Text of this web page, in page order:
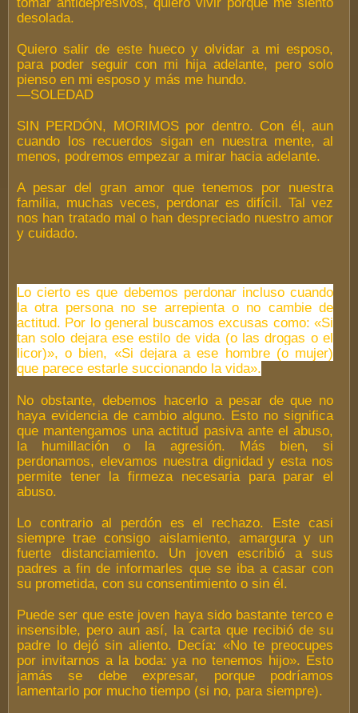
desolada.
Quiero salir de este hueco y olvidar a mi esposo,
para poder seguir con mi hija adelante, pero solo
pienso en mi esposo y más me hundo.
—SOLEDAD
SIN PERDÓN, MORIMOS por dentro. Con él, aun
cuando los recuerdos sigan en nuestra mente, al
menos, podremos empezar a mirar hacia adelante.
A pesar del gran amor que tenemos por nuestra
familia, muchas veces, perdonar es difícil. Tal vez
nos han tratado mal o han despreciado nuestro amor
y cuidado.
Lo cierto es que debemos perdonar incluso cuando
la otra persona no se arrepienta o no cambie de
actitud. Por lo general buscamos excusas como: «Si
tan solo dejara ese estilo de vida (o las drogas o el
licor)», o bien, «Si dejara a ese hombre (o mujer)
que parece estarle succionando la vida».
No obstante, debemos hacerlo a pesar de que no
haya evidencia de cambio alguno. Esto no significa
que mantengamos una actitud pasiva ante el abuso,
la humillación o la agresión. Más bien, si
perdonamos, elevamos nuestra dignidad y esta nos
permite tener la firmeza necesaria para parar el
abuso.
Lo contrario al perdón es el rechazo. Este casi
siempre trae consigo aislamiento, amargura y un
fuerte distanciamiento. Un joven escribió a sus
padres a fin de informarles que se iba a casar con
su prometida, con su consentimiento o sin él.
Puede ser que este joven haya sido bastante terco e
insensible, pero aun así, la carta que recibió de su
padre lo dejó sin aliento. Decía: «No te preocupes
por invitarnos a la boda: ya no tenemos hijo». Esto
jamás se debe expresar, porque podríamos
lamentarlo por mucho tiempo (si no, para siempre).